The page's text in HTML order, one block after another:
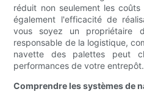
réduit non seulement les coûts
également l'efficacité de
vous soyez un propriétaire
responsable de la logistique,
navette des palettes peut
performances de votre entrepôt.
Comprendre les systèmes de